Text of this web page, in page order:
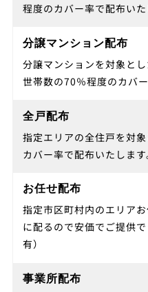
程度のカバー率で配布いた
分譲マンション配布
分譲マンションを対象と
世帯数の70％程度のカバ
全戸配布
指定エリアの全住戸を対
カバー率で配布いたします
お任せ配布
指定市区町村内のエリア
に配るので安価でご提供
有）
事業所配布